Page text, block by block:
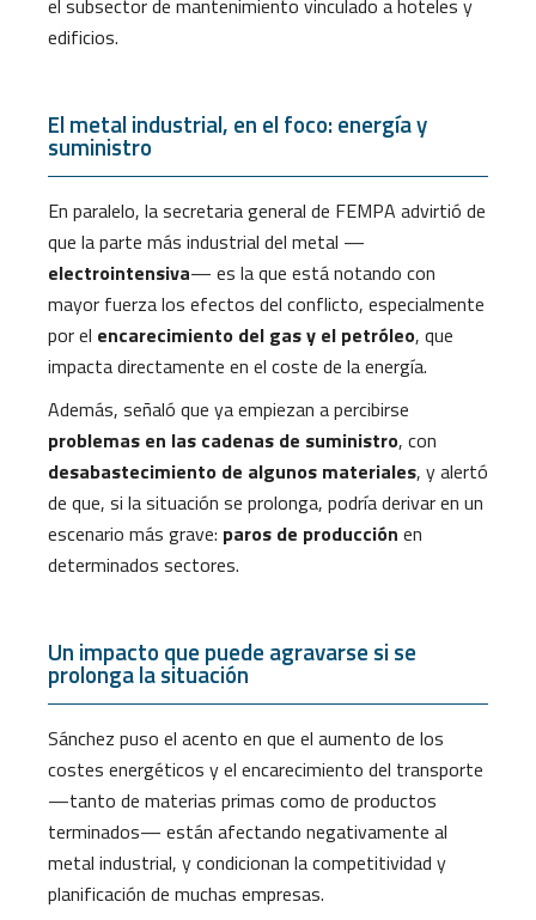
el subsector de mantenimiento vinculado a hoteles y
edificios.
El metal industrial, en el foco: energía y
suministro
En paralelo, la secretaria general de FEMPA advirtió de
que la parte más industrial del metal —
electrointensiva— es la que está notando con
mayor fuerza los efectos del conflicto, especialmente
por el encarecimiento del gas y el petróleo, que
impacta directamente en el coste de la energía.
Además, señaló que ya empiezan a percibirse
problemas en las cadenas de suministro, con
desabastecimiento de algunos materiales, y alertó
de que, si la situación se prolonga, podría derivar en un
escenario más grave: paros de producción en
determinados sectores.
Un impacto que puede agravarse si se
prolonga la situación
Sánchez puso el acento en que el aumento de los
costes energéticos y el encarecimiento del transporte
—tanto de materias primas como de productos
terminados— están afectando negativamente al
metal industrial, y condicionan la competitividad y
planificación de muchas empresas.